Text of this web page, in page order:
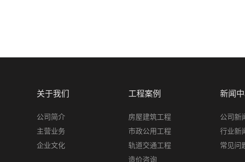
关于我们
公司简介
主营业务
企业文化
工程案例
房屋建筑工程
市政公用工程
轨道交通工程
造价咨询
新闻
公司新
行业新
常见问